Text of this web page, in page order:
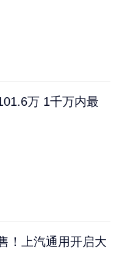
万 1千万内最
！上汽通用开启大